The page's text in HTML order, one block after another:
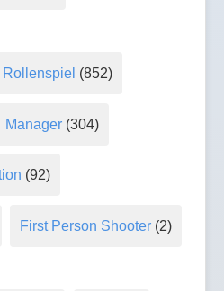
Rollenspiel (852)
Manager (304)
(92)
First Person Shooter (2)